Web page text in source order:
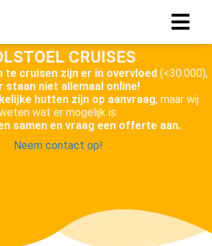
CRUISES
te cruisen zijn er in overvloed (<30.000),
staan niet allemaal online!
hutten zijn op aanvraag, maar wij
wat er mogelijk is.
samen en vraag een offerte aan.
Neem contact op!